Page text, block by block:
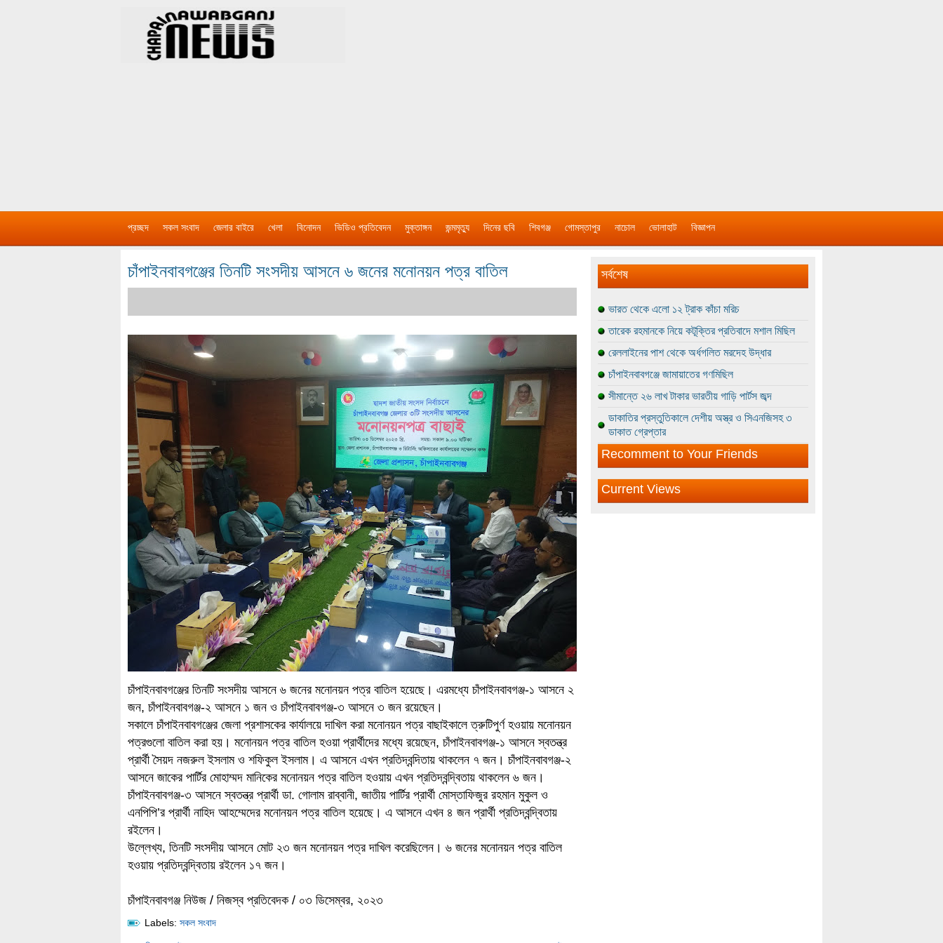
প্রচ্ছদ সকল সংবাদ জেলার বাইরে খেলা বিনোদন ভিডিও প্রতিবেদন মুক্তাঙ্গন জন্মমৃত্যু দিনের ছবি শিবগঞ্জ গোমস্তাপুর নাচোল ভোলাহাট বিজ্ঞাপন
চাঁপাইনবাবগঞ্জের তিনটি সংসদীয় আসনে ৬ জনের মনোনয়ন পত্র বাতিল
চাঁপাইনবাবগঞ্জের তিনটি সংসদীয় আসনে ৬ জনের মনোনয়ন পত্র বাতিল হয়েছে। এরমধ্যে চাঁপাইনবাবগঞ্জ-১ আসনে ২
জন, চাঁপাইনবাবগঞ্জ-২ আসনে ১ জন ও চাঁপাইনবাবগঞ্জ-৩ আসনে ৩ জন রয়েছেন।
সকালে চাঁপাইনবাবগঞ্জের জেলা প্রশাসকের কার্যালয়ে দাখিল করা মনোনয়ন পত্র বাছাইকালে ত্রুটিপুর্ণ হওয়ায় মনোনয়ন
পত্রগুলো বাতিল করা হয়। মনোনয়ন পত্র বাতিল হওয়া প্রার্থীদের মধ্যে রয়েছেন, চাঁপাইনবাবগঞ্জ-১ আসনে স্বতন্ত্র
প্রার্থী সৈয়দ নজরুল ইসলাম ও শফিকুল ইসলাম। এ আসনে এখন প্রতিদ্বন্দিতায় থাকলেন ৭ জন। চাঁপাইনবাবগঞ্জ-২
আসনে জাকের পার্টির মোহাম্মদ মানিকের মনোনয়ন পত্র বাতিল হওয়ায় এখন প্রতিদ্বন্দ্বিতায় থাকলেন ৬ জন।
চাঁপাইনবাবগঞ্জ-৩ আসনে স্বতন্ত্র প্রার্থী ডা. গোলাম রাব্বানী, জাতীয় পার্টির প্রার্থী মোস্তাফিজুর রহমান মুকুল ও
এনপিপি’র প্রার্থী নাহিদ আহম্মেদের মনোনয়ন পত্র বাতিল হয়েছে। এ আসনে এখন ৪ জন প্রার্থী প্রতিদ্বন্দ্বিতায়
রইলেন।
উল্লেখ্য, তিনটি সংসদীয় আসনে মোট ২৩ জন মনোনয়ন পত্র দাখিল করেছিলেন। ৬ জনের মনোনয়ন পত্র বাতিল
হওয়ায় প্রতিদ্বন্দ্বিতায় রইলেন ১৭ জন।
চাঁপাইনবাবগঞ্জ নিউজ / নিজস্ব প্রতিবেদক / ০৩ ডিসেম্বর, ২০২৩
Labels: সকল সংবাদ
সর্বশেষ
ভারত থেকে এলো ১২ ট্রাক কাঁচা মরিচ
তারেক রহমানকে নিয়ে কটূক্তির প্রতিবাদে মশাল মিছিল
রেললাইনের পাশ থেকে অর্ধগলিত মরদেহ উদ্ধার
চাঁপাইনবাবগঞ্জে জামায়াতের গণমিছিল
সীমান্তে ২৬ লাখ টাকার ভারতীয় গাড়ি পার্টস জব্দ
ডাকাতির প্রস্তুতিকালে দেশীয় অস্ত্র ও সিএনজিসহ ৩
ডাকাত গ্রেপ্তার
Recomment to Your Friends
Current Views